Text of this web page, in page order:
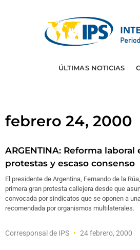
ÚLTIMAS NOTICIAS
febrero 24, 2000
ARGENTINA: Reforma laboral
protestas y escaso consenso
El presidente de Argentina, Fernando de la
primera gran protesta callejera desde que
convocada por sindicatos que se oponen a
recomendada por organismos multilaterales.
Corresponsal de IPS 24 febrero, 2000